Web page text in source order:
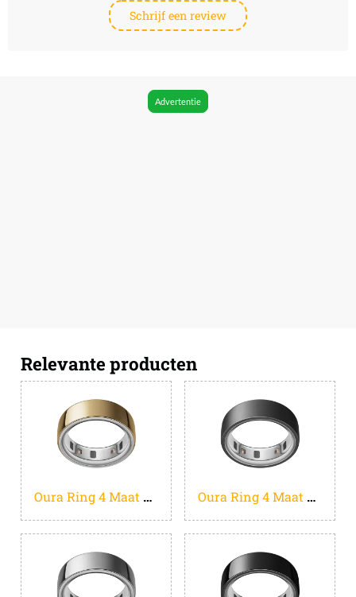
Schrijf een review
Advertentie
Relevante producten
Oura Ring 4 Maat 8 Goud Oura Ring 4 Maat 8 Grijs